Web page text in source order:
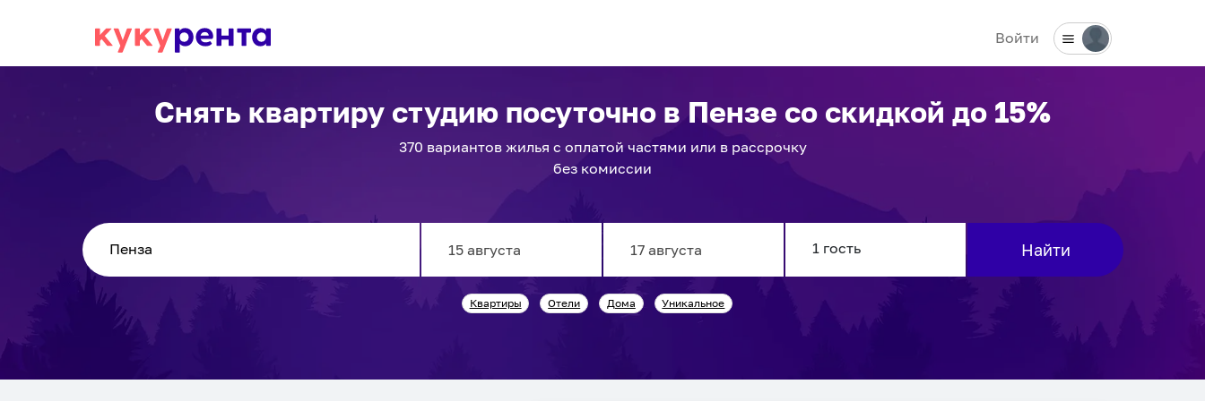
Войти
Снять квартиру студию посуточно в Пензе со скидкой до 15%
370 вариантовжилья с оплатой частями или в рассрочку
без комиссии
forward
backward
Найти
Квартиры Отели Дома Уникальное